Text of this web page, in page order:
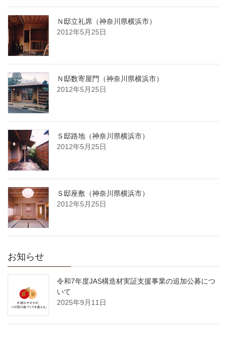
Ｎ邸立礼席（神奈川県横浜市）
2012年5月25日
Ｎ邸数寄屋門（神奈川県横浜市）
2012年5月25日
Ｓ邸路地（神奈川県横浜市）
2012年5月25日
Ｓ邸座敷（神奈川県横浜市）
2012年5月25日
お知らせ
令和7年度JAS構造材実証支援事業の追加公募につ
いて
2025年9月11日